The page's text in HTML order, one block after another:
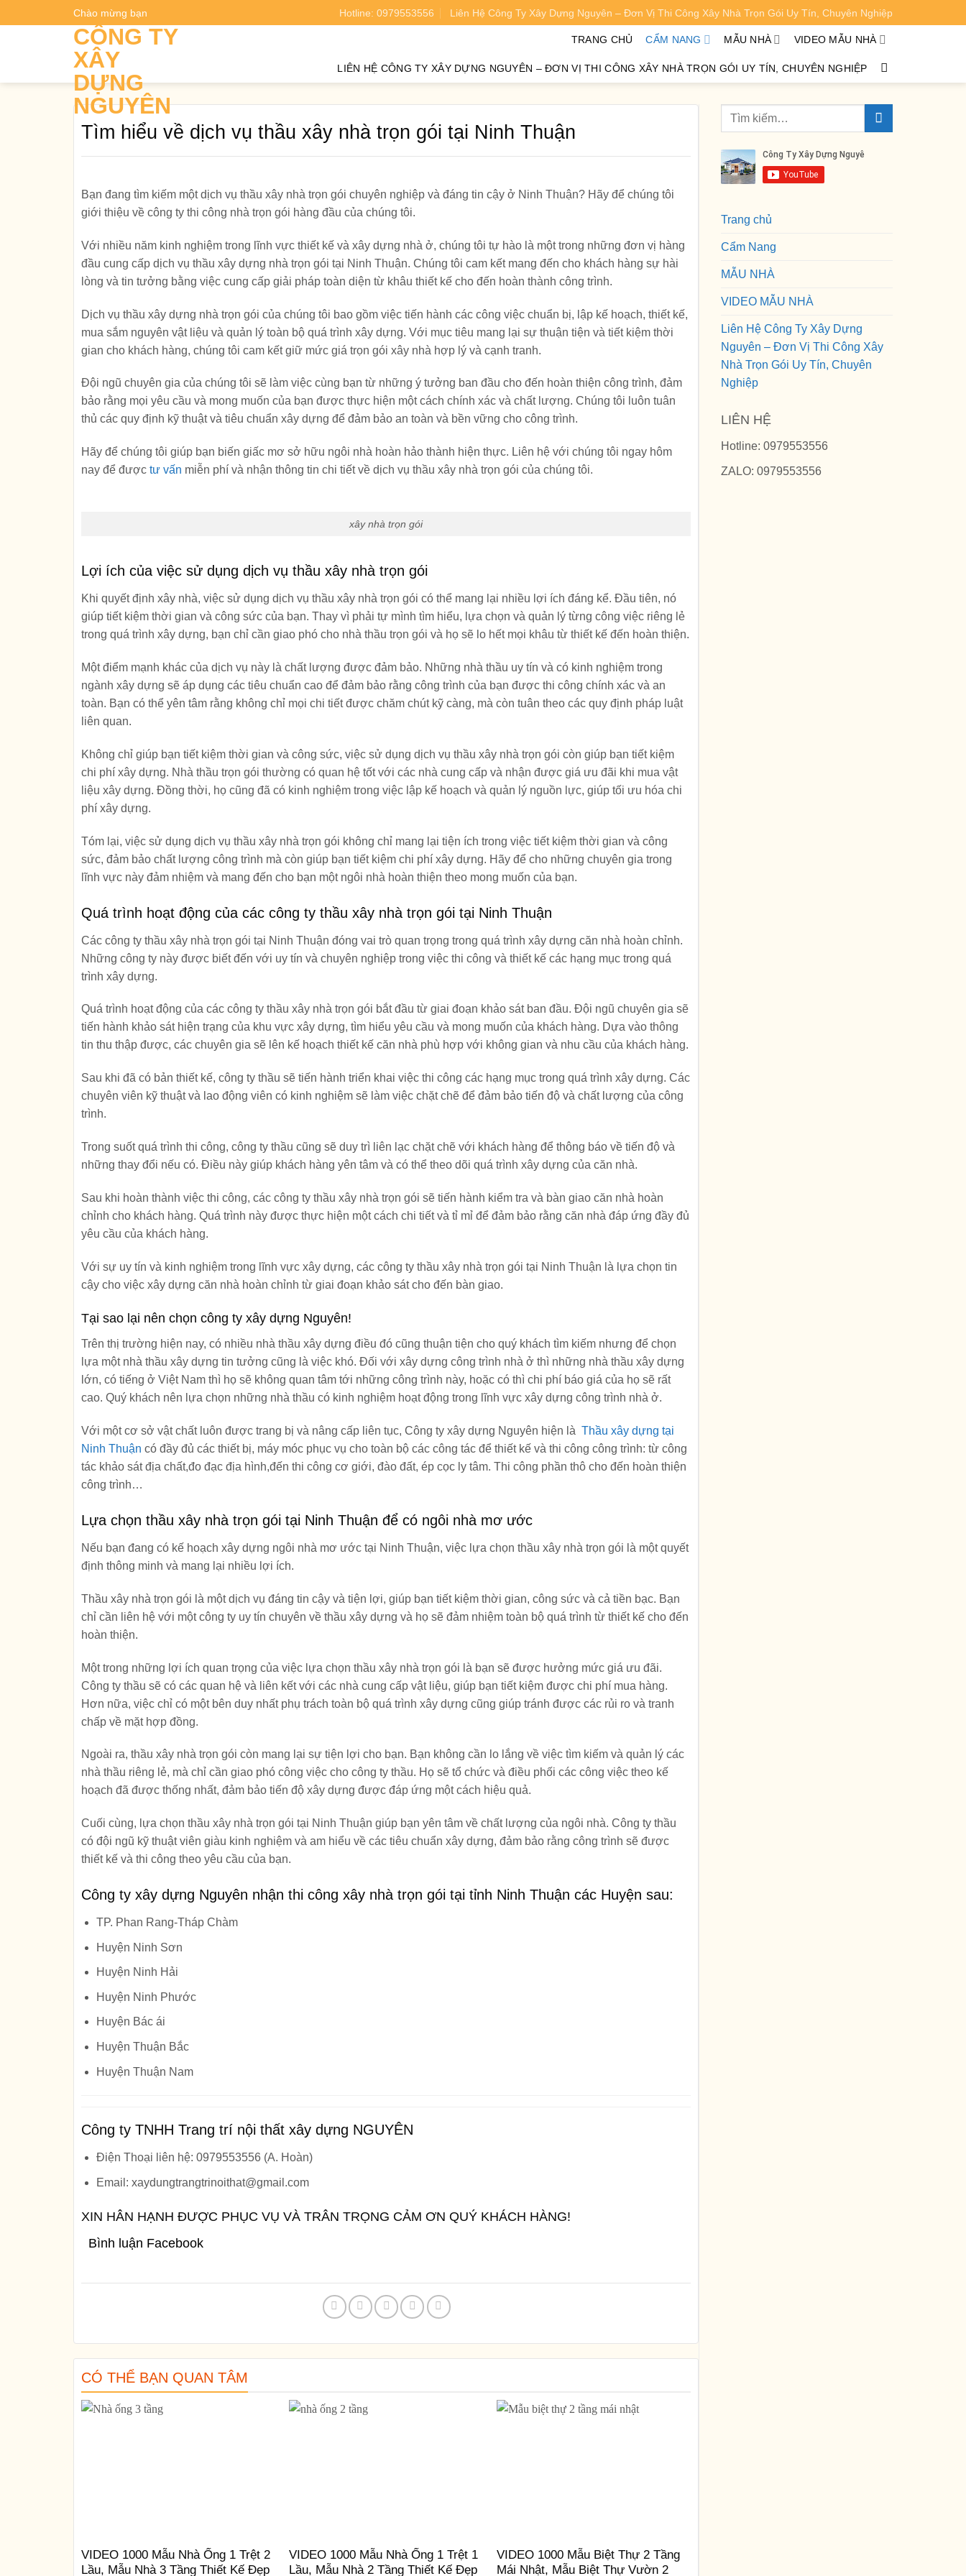
to
Chào mừng bạn Hotline: 0979553556 Liên Hệ Công Ty Xây Dựng Nguyên – Đơn Vị Thi Công Xây Nhà Trọn Gói Uy Tín, Chuyên Nghiệp
CÔNG TY
XÂY
DỰNG
NGUYÊN
TRANG CHỦ CẨM NANG MẪU NHÀ VIDEO MẪU NHÀ
LIÊN HỆ CÔNG TY XÂY DỰNG NGUYÊN – ĐƠN VỊ THI CÔNG XÂY NHÀ TRỌN GÓI UY TÍN, CHUYÊN NGHIỆP
Tìm hiểu về dịch vụ thầu xây nhà trọn gói tại Ninh Thuận
Bạn đang tìm kiếm một dịch vụ thầu xây nhà trọn gói chuyên nghiệp và đáng tin cậy ở Ninh Thuận? Hãy để chúng tôi
giới thiệu về công ty thi công nhà trọn gói hàng đầu của chúng tôi.
Với nhiều năm kinh nghiệm trong lĩnh vực thiết kế và xây dựng nhà ở, chúng tôi tự hào là một trong những đơn vị hàng
đầu cung cấp dịch vụ thầu xây dựng nhà trọn gói tại Ninh Thuận. Chúng tôi cam kết mang đến cho khách hàng sự hài
lòng và tin tưởng bằng việc cung cấp giải pháp toàn diện từ khâu thiết kế cho đến hoàn thành công trình.
Dịch vụ thầu xây dựng nhà trọn gói của chúng tôi bao gồm việc tiến hành các công việc chuẩn bị, lập kế hoạch, thiết kế,
mua sắm nguyên vật liệu và quản lý toàn bộ quá trình xây dựng. Với mục tiêu mang lại sự thuận tiện và tiết kiệm thời
gian cho khách hàng, chúng tôi cam kết giữ mức giá trọn gói xây nhà hợp lý và cạnh tranh.
Đội ngũ chuyên gia của chúng tôi sẽ làm việc cùng bạn từ những ý tưởng ban đầu cho đến hoàn thiện công trình, đảm
bảo rằng mọi yêu cầu và mong muốn của bạn được thực hiện một cách chính xác và chất lượng. Chúng tôi luôn tuân
thủ các quy định kỹ thuật và tiêu chuẩn xây dựng để đảm bảo an toàn và bền vững cho công trình.
Hãy để chúng tôi giúp bạn biến giấc mơ sở hữu ngôi nhà hoàn hảo thành hiện thực. Liên hệ với chúng tôi ngay hôm
nay để được tư vấn miễn phí và nhận thông tin chi tiết về dịch vụ thầu xây nhà trọn gói của chúng tôi.
xây nhà trọn gói
Lợi ích của việc sử dụng dịch vụ thầu xây nhà trọn gói
Khi quyết định xây nhà, việc sử dụng dịch vụ thầu xây nhà trọn gói có thể mang lại nhiều lợi ích đáng kể. Đầu tiên, nó
giúp tiết kiệm thời gian và công sức của bạn. Thay vì phải tự mình tìm hiểu, lựa chọn và quản lý từng công việc riêng lẻ
trong quá trình xây dựng, bạn chỉ cần giao phó cho nhà thầu trọn gói và họ sẽ lo hết mọi khâu từ thiết kế đến hoàn thiện.
Một điểm mạnh khác của dịch vụ này là chất lượng được đảm bảo. Những nhà thầu uy tín và có kinh nghiệm trong
ngành xây dựng sẽ áp dụng các tiêu chuẩn cao để đảm bảo rằng công trình của bạn được thi công chính xác và an
toàn. Bạn có thể yên tâm rằng không chỉ mọi chi tiết được chăm chút kỹ càng, mà còn tuân theo các quy định pháp luật
liên quan.
Không chỉ giúp bạn tiết kiệm thời gian và công sức, việc sử dụng dịch vụ thầu xây nhà trọn gói còn giúp bạn tiết kiệm
chi phí xây dựng. Nhà thầu trọn gói thường có quan hệ tốt với các nhà cung cấp và nhận được giá ưu đãi khi mua vật
liệu xây dựng. Đồng thời, họ cũng đã có kinh nghiệm trong việc lập kế hoạch và quản lý nguồn lực, giúp tối ưu hóa chi
phí xây dựng.
Tóm lại, việc sử dụng dịch vụ thầu xây nhà trọn gói không chỉ mang lại tiện ích trong việc tiết kiệm thời gian và công
sức, đảm bảo chất lượng công trình mà còn giúp bạn tiết kiệm chi phí xây dựng. Hãy để cho những chuyên gia trong
lĩnh vực này đảm nhiệm và mang đến cho bạn một ngôi nhà hoàn thiện theo mong muốn của bạn.
Quá trình hoạt động của các công ty thầu xây nhà trọn gói tại Ninh Thuận
Các công ty thầu xây nhà trọn gói tại Ninh Thuận đóng vai trò quan trọng trong quá trình xây dựng căn nhà hoàn chỉnh.
Những công ty này được biết đến với uy tín và chuyên nghiệp trong việc thi công và thiết kế các hạng mục trong quá
trình xây dựng.
Quá trình hoạt động của các công ty thầu xây nhà trọn gói bắt đầu từ giai đoạn khảo sát ban đầu. Đội ngũ chuyên gia sẽ
tiến hành khảo sát hiện trạng của khu vực xây dựng, tìm hiểu yêu cầu và mong muốn của khách hàng. Dựa vào thông
tin thu thập được, các chuyên gia sẽ lên kế hoạch thiết kế căn nhà phù hợp với không gian và nhu cầu của khách hàng.
Sau khi đã có bản thiết kế, công ty thầu sẽ tiến hành triển khai việc thi công các hạng mục trong quá trình xây dựng. Các
chuyên viên kỹ thuật và lao động viên có kinh nghiệm sẽ làm việc chặt chẽ để đảm bảo tiến độ và chất lượng của công
trình.
Trong suốt quá trình thi công, công ty thầu cũng sẽ duy trì liên lạc chặt chẽ với khách hàng để thông báo về tiến độ và
những thay đổi nếu có. Điều này giúp khách hàng yên tâm và có thể theo dõi quá trình xây dựng của căn nhà.
Sau khi hoàn thành việc thi công, các công ty thầu xây nhà trọn gói sẽ tiến hành kiểm tra và bàn giao căn nhà hoàn
chỉnh cho khách hàng. Quá trình này được thực hiện một cách chi tiết và tỉ mỉ để đảm bảo rằng căn nhà đáp ứng đầy đủ
yêu cầu của khách hàng.
Với sự uy tín và kinh nghiệm trong lĩnh vực xây dựng, các công ty thầu xây nhà trọn gói tại Ninh Thuận là lựa chọn tin
cậy cho việc xây dựng căn nhà hoàn chỉnh từ giai đoạn khảo sát cho đến bàn giao.
Tại sao lại nên chọn công ty xây dựng Nguyên!
Trên thị trường hiện nay, có nhiều nhà thầu xây dựng điều đó cũng thuận tiện cho quý khách tìm kiếm nhưng để chọn
lựa một nhà thầu xây dựng tin tưởng cũng là việc khó. Đối với xây dựng công trình nhà ở thì những nhà thầu xây dựng
lớn, có tiếng ở Việt Nam thì họ sẽ không quan tâm tới những công trình này, hoặc có thì chi phí báo giá của họ sẽ rất
cao. Quý khách nên lựa chọn những nhà thầu có kinh nghiệm hoạt động trong lĩnh vực xây dựng công trình nhà ở.
Với một cơ sở vật chất luôn được trang bị và nâng cấp liên tục, Công ty xây dựng Nguyên hiện là Thầu xây dựng tại
Ninh Thuận có đầy đủ các thiết bị, máy móc phục vụ cho toàn bộ các công tác để thiết kế và thi công công trình: từ công
tác khảo sát địa chất,đo đạc địa hình,đến thi công cơ giới, đào đất, ép cọc ly tâm. Thi công phần thô cho đến hoàn thiện
công trình…
Lựa chọn thầu xây nhà trọn gói tại Ninh Thuận để có ngôi nhà mơ ước
Nếu bạn đang có kế hoạch xây dựng ngôi nhà mơ ước tại Ninh Thuận, việc lựa chọn thầu xây nhà trọn gói là một quyết
định thông minh và mang lại nhiều lợi ích.
Thầu xây nhà trọn gói là một dịch vụ đáng tin cậy và tiện lợi, giúp bạn tiết kiệm thời gian, công sức và cả tiền bạc. Bạn
chỉ cần liên hệ với một công ty uy tín chuyên về thầu xây dựng và họ sẽ đảm nhiệm toàn bộ quá trình từ thiết kế cho đến
hoàn thiện.
Một trong những lợi ích quan trọng của việc lựa chọn thầu xây nhà trọn gói là bạn sẽ được hưởng mức giá ưu đãi.
Công ty thầu sẽ có các quan hệ và liên kết với các nhà cung cấp vật liệu, giúp bạn tiết kiệm được chi phí mua hàng.
Hơn nữa, việc chỉ có một bên duy nhất phụ trách toàn bộ quá trình xây dựng cũng giúp tránh được các rủi ro và tranh
chấp về mặt hợp đồng.
Ngoài ra, thầu xây nhà trọn gói còn mang lại sự tiện lợi cho bạn. Bạn không cần lo lắng về việc tìm kiếm và quản lý các
nhà thầu riêng lẻ, mà chỉ cần giao phó công việc cho công ty thầu. Họ sẽ tổ chức và điều phối các công việc theo kế
hoạch đã được thống nhất, đảm bảo tiến độ xây dựng được đáp ứng một cách hiệu quả.
Cuối cùng, lựa chọn thầu xây nhà trọn gói tại Ninh Thuận giúp bạn yên tâm về chất lượng của ngôi nhà. Công ty thầu
có đội ngũ kỹ thuật viên giàu kinh nghiệm và am hiểu về các tiêu chuẩn xây dựng, đảm bảo rằng công trình sẽ được
thiết kế và thi công theo yêu cầu của bạn.
Công ty xây dựng Nguyên nhận thi công xây nhà trọn gói tại tỉnh Ninh Thuận các Huyện sau:
TP. Phan Rang-Tháp Chàm
Huyện Ninh Sơn
Huyện Ninh Hải
Huyện Ninh Phước
Huyện Bác ái
Huyện Thuận Bắc
Huyện Thuận Nam
Công ty TNHH Trang trí nội thất xây dựng NGUYÊN
Điện Thoại liên hệ: 0979553556 (A. Hoàn)
Email: xaydungtrangtrinoithat@gmail.com
XIN HÂN HẠNH ĐƯỢC PHỤC VỤ VÀ TRÂN TRỌNG CẢM ƠN QUÝ KHÁCH HÀNG!
Bình luận Facebook
CÓ THỂ BẠN QUAN TÂM
VIDEO 1000 Mẫu Nhà Ống 1 Trệt 2
Lầu, Mẫu Nhà 3 Tầng Thiết Kế Đẹp
VIDEO 1000 Mẫu Nhà Ống 1 Trệt 1
Lầu, Mẫu Nhà 2 Tầng Thiết Kế Đẹp
VIDEO 1000 Mẫu Biệt Thự 2 Tầng
Mái Nhật, Mẫu Biệt Thự Vườn 2
Trang chủ
Cẩm Nang
MẪU NHÀ
VIDEO MẪU NHÀ
Liên Hệ Công Ty Xây Dựng
Nguyên – Đơn Vị Thi Công Xây
Nhà Trọn Gói Uy Tín, Chuyên
Nghiệp
LIÊN HỆ
Hotline: 0979553556
ZALO: 0979553556
Dự toán chi phí xây nhà chính xác 95%. XEM CHI TIẾT